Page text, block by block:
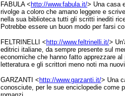
FABULA < http://www.fabula.it/> Una casa
rivolge a coloro che amano leggere e
nella sua biblioteca tutti gli scritti inediti
Potrebbe essere un buon modo per farsi
FELTRINELLI < http://www.feltrinelli.it/>
editrici italiane, da sempre presente sul
economiche che hanno fatto apprezzare
letteratura e gli scrittori meno noti ma
GARZANTI < http://www.garzanti.it/> Una
conosciute, per le sue enciclopedie come